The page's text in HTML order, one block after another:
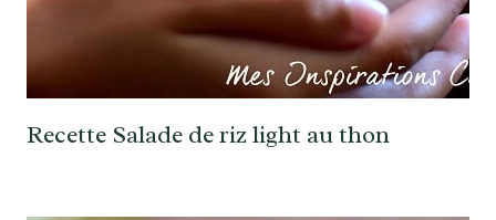
Recette Salade de riz light au thon